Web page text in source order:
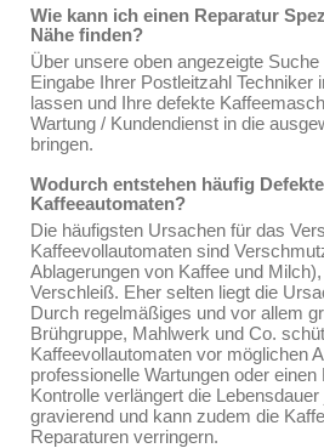
Wie kann ich einen Reparatur
Nähe finden?
Über unsere oben angezeigte
Eingabe Ihrer Postleitzahl Techniker
lassen und Ihre defekte
Wartung / Kundendienst in die
bringen.
Wodurch entstehen häufig
Kaffeeautomaten?
Die häufigsten Ursachen für das
Kaffeevollautomaten sind
Ablagerungen von Kaffee und
Verschleiß. Eher selten liegt die
Durch regelmäßiges und vor allem
Brühgruppe, Mahlwerk und Co.
Kaffeevollautomaten vor möglichen
professionelle Wartungen oder
Kontrolle verlängert die
gravierend und kann zudem die
Reparaturen verringern.